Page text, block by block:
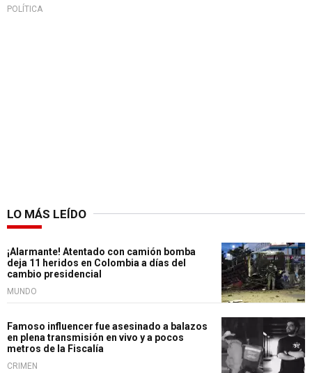
POLÍTICA
LO MÁS LEÍDO
¡Alarmante! Atentado con camión bomba
deja 11 heridos en Colombia a días del
cambio presidencial
MUNDO
Famoso influencer fue asesinado a balazos
en plena transmisión en vivo y a pocos
metros de la Fiscalía
CRIMEN